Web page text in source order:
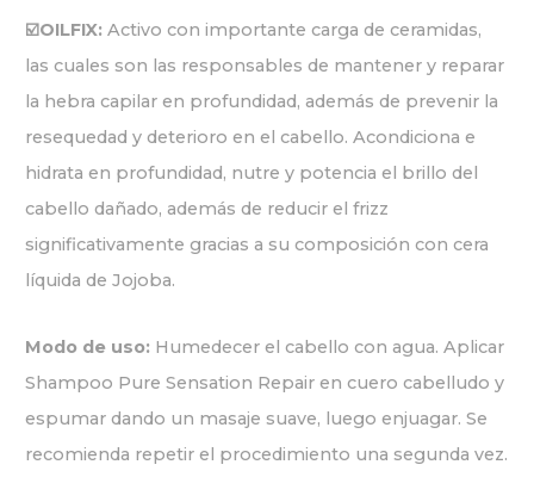
☑️OILFIX:Activo con importante carga de ceramidas,
las cuales son las responsables de mantener y reparar
la hebra capilar en profundidad, además de prevenir la
resequedad y deterioro en el cabello. Acondiciona e
hidrata en profundidad, nutre y potencia el brillo del
cabello dañado, además de reducir el frizz
significativamente gracias a su composición con cera
líquida de Jojoba.
Modo de uso: Humedecer el cabello con agua. Aplicar
Shampoo Pure Sensation Repair en cuero cabelludo y
espumar dando un masaje suave, luego enjuagar. Se
recomienda repetir el procedimiento una segunda vez.